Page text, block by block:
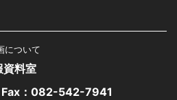
について
資料室
：082-542-7941